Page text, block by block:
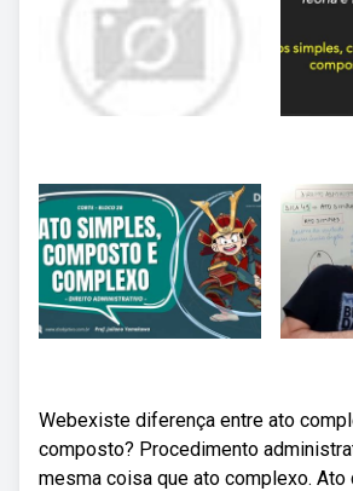
Webexiste diferença entre ato
composto? Procedimento
mesma coisa que ato complexo. Ato